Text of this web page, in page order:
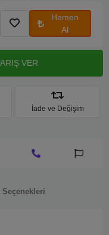
Hemen
Al
VER
İade ve Değişim
Seçenekleri